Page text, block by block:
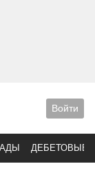
Войти
ДЕБЕТОВЫЕ